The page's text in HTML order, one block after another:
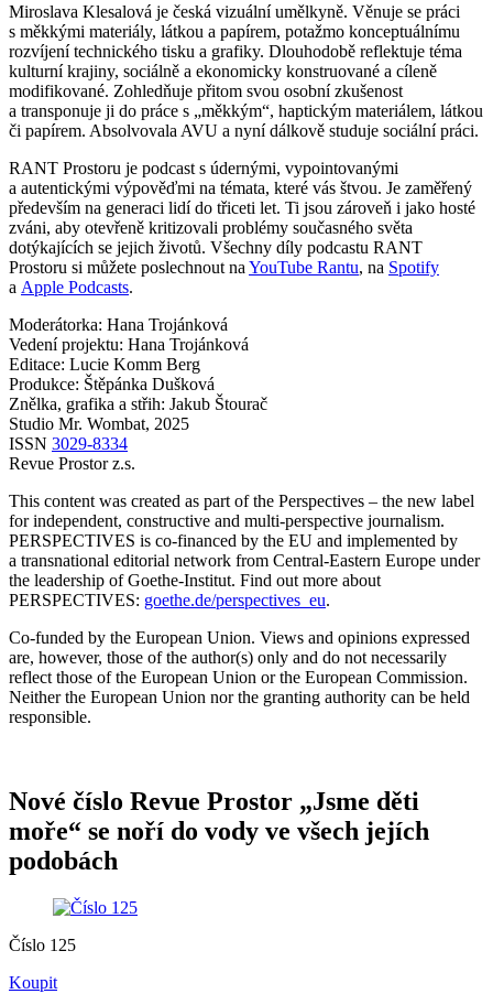
Miroslava Klesalová je česká vizuální umělkyně. Věnuje se práci
s měkkými materiály, látkou a papírem, potažmo konceptuálnímu
rozvíjení technického tisku a grafiky. Dlouhodobě reflektuje téma
kulturní krajiny, sociálně a ekonomicky konstruované a cíleně
modifikované. Zohledňuje přitom svou osobní zkušenost
a transponuje ji do práce s „měkkým“, haptickým materiálem, látkou
či papírem. Absolvovala AVU a nyní dálkově studuje sociální práci.
RANT Prostoru je podcast s údernými, vypointovanými
a autentickými výpověďmi na témata, které vás štvou. Je zaměřený
především na generaci lidí do třiceti let. Ti jsou zároveň i jako hosté
zváni, aby otevřeně kritizovali problémy současného světa
dotýkajících se jejich životů. Všechny díly podcastu RANT
Prostoru si můžete poslechnout na YouTube Rantu, na Spotify
a Apple Podcasts.
Moderátorka: Hana Trojánková
Vedení projektu: Hana Trojánková
Editace: Lucie Komm Berg
Produkce: Štěpánka Dušková
Znělka, grafika a střih: Jakub Štourač
Studio Mr. Wombat, 2025
ISSN 3029-8334
Revue Prostor z.s.
This content was created as part of the Perspectives – the new label
for independent, constructive and multi-perspective journalism.
PERSPECTIVES is co-financed by the EU and implemented by
a transnational editorial network from Central-Eastern Europe under
the leadership of Goethe-Institut. Find out more about
PERSPECTIVES: goethe.de/perspectives_eu.
Co-funded by the European Union. Views and opinions expressed
are, however, those of the author(s) only and do not necessarily
reflect those of the European Union or the European Commission.
Neither the European Union nor the granting authority can be held
responsible.
Nové číslo Revue Prostor „Jsme děti
moře“ se noří do vody ve všech jejích
podobách
Číslo 125
Koupit